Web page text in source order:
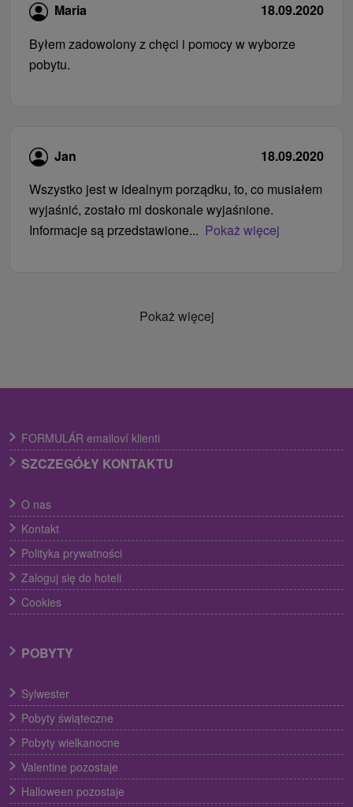
Maria
18.09.2020
Byłem zadowolony z chęci i pomocy w wyborze
pobytu.
Jan
18.09.2020
Wszystko jest w idealnym porządku, to, co musiałem
wyjaśnić, zostało mi doskonale wyjaśnione.
Informacje są przedstawione... Pokaż więcej
Pokaż więcej
FORMULÁR emailoví klienti
SZCZEGÓŁY KONTAKTU
O nas
Kontakt
Polityka prywatności
Zaloguj się do hoteli
Cookies
POBYTY
Sylwester
Pobyty świąteczne
Pobyty wielkanocne
Valentine pozostaje
Halloween pozostaje